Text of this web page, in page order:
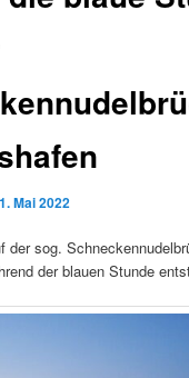
Mai 2022
der sog.
der blauen Stunde